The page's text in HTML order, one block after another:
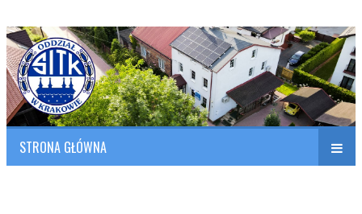
SITK RP Oddział w KRAKOWIE
Polish Association of Engineers & Technicians of Transportation
STRONA GŁÓWNA